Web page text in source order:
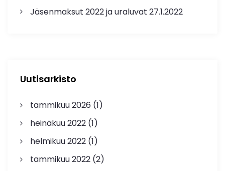
Jäsenmaksut 2022 ja uraluvat 27.1.2022
Uutisarkisto
tammikuu 2026 (1)
heinäkuu 2022(1)
helmikuu 2022(1)
tammikuu 2022(2)